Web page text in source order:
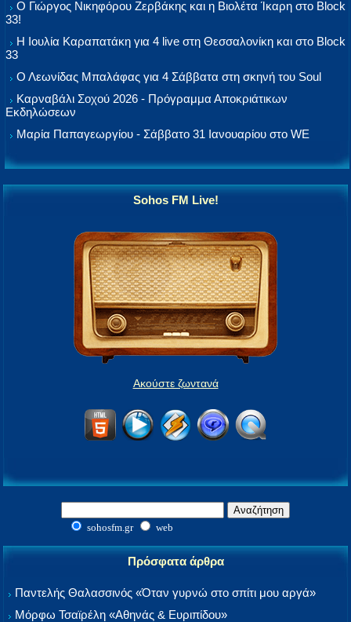
Ο Γιώργος Νικηφόρου Ζερβάκης και η Βιολέτα Ίκαρη στο Block
33!
Η Ιουλία Καραπατάκη για 4 live στη Θεσσαλονίκη και στο Block
33
Ο Λεωνίδας Μπαλάφας για 4 Σάββατα στη σκηνή του Soul
Καρναβάλι Σοχού 2026 - Πρόγραμμα Αποκριάτικων
Εκδηλώσεων
Μαρία Παπαγεωργίου - Σάββατο 31 Ιανουαρίου στο WE
Sohos FM Live!
Ακούστε ζωντανά
sohosfm.gr web
Πρόσφατα άρθρα
Παντελής Θαλασσινός «Όταν γυρνώ στο σπίτι μου αργά»
Μόρφω Τσαϊρέλη «Αθηνάς & Ευριπίδου»